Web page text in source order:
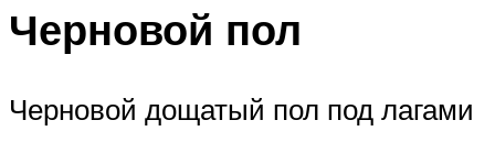
Черновой пол
Черновой дощатый пол под лагами